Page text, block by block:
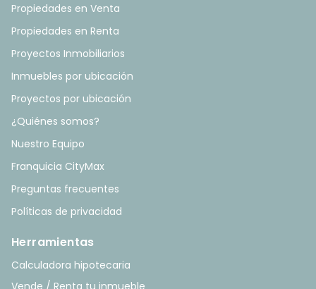
Propiedades en Venta
Propiedades en Renta
Proyectos Inmobiliarios
Inmuebles por ubicación
Proyectos por ubicación
¿Quiénes somos?
Nuestro Equipo
Franquicia CityMax
Preguntas frecuentes
Políticas de privacidad
Herramientas
Calculadora hipotecaria